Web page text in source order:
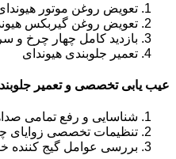
تعویض روغن موتور
تعویض روغن گیربکس
بازدید کامل چهار چرخ و
تعمیر جلوبندی هیوندای
عیب یابی تخصصی و تعمیر
شناسایی و رفع تمامی
تنظیمات تخصصی زوایای
بررسی عوامل گیج کننده